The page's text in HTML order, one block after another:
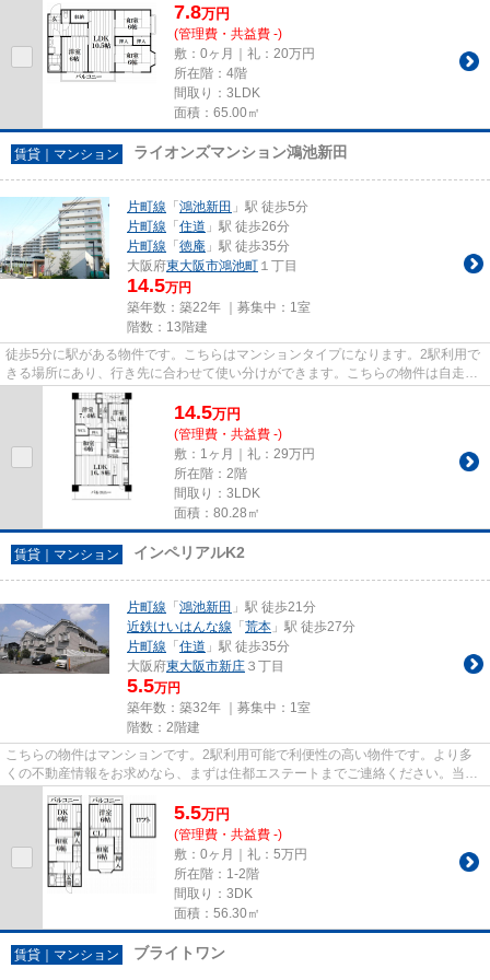
7.8万円
(管理費・共益費 -)
敷：0ヶ月｜礼：20万円
所在階：4階
間取り：3LDK
面積：65.00㎡
賃貸｜マンション ライオンズマンション鴻池新田
片町線 「 鴻池新田 」駅 徒歩5分
片町線 「 住道 」駅 徒歩26分
片町線 「 徳庵 」駅 徒歩35分
大阪府東大阪市鴻池町 １丁目
14.5万円
築年数：築22年 ｜募集中： 1室
階数：13階建
徒歩5分に駅がある物件です。こちらはマンションタイプになります。2駅利用で
きる場所にあり、行き先に合わせて使い分けができます。こちらの物件は自走式
駐車場がご利用いただけます...
14.5万円
(管理費・共益費 -)
敷：1ヶ月｜礼：29万円
所在階：2階
間取り：3LDK
面積：80.28㎡
賃貸｜マンション インペリアルK2
片町線 「 鴻池新田 」駅 徒歩21分
近鉄けいはんな線 「 荒本 」駅 徒歩27分
片町線 「 住道 」駅 徒歩35分
大阪府東大阪市新庄 ３丁目
5.5万円
築年数：築32年 ｜募集中： 1室
階数：2階建
こちらの物件はマンションです。2駅利用可能で利便性の高い物件です。より多
くの不動産情報をお求めなら、まずは住都エステートまでご連絡ください。当社
では、片町線鴻池新田駅を中心...
5.5万円
(管理費・共益費 -)
敷：0ヶ月｜礼：5万円
所在階：1-2階
間取り：3DK
面積：56.30㎡
賃貸｜マンション ブライトワン